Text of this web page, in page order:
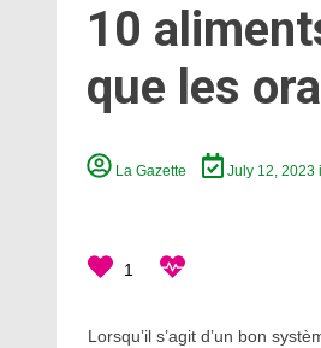
10
que les
La Gazette July 12, 2023
1
Lorsqu’il s’agit d’un bon